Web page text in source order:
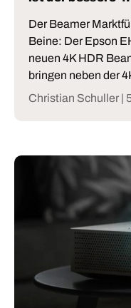
Der Beamer
Beine: Der Epson
neuen 4K HDR
bringen neben der
Christian Schuller |